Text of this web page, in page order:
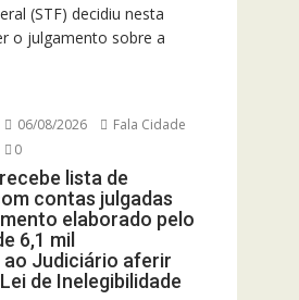
(STF) decidiu nesta
o julgamento sobre a
06/08/2026
Fala Cidade
0
lista de
contas julgadas
elaborado pelo
6,1 mil
ao Judiciário aferir
de Inelegibilidade